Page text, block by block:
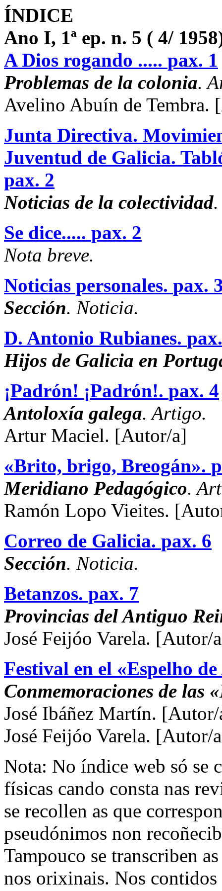
ÍNDICE
Ano I, 1ª ep. n. 5 ( 4/
A Dios rogando ..... pax. 1
Problemas de la colonia.
Avelino Abuín de Tembra.
Junta Directiva.
Juventud de Galicia.
pax. 2
Noticias de la colectividad
Se dice..... pax. 2
Nota breve.
Noticias personales. pax.
Sección. Noticia.
D. Antonio Rubianes.
Hijos de Galicia en
¡Padrón! ¡Padrón!. pax. 4
Antoloxía galega. Artigo.
Artur Maciel. [Autor/a]
«Brito, brigo, Breogán».
Meridiano Pedagógico.
Ramón Lopo Vieites.
Correo de Galicia. pax. 6
Sección. Noticia.
Betanzos. pax. 7
Provincias del Antiguo
José Feijóo Varela. [Autor/
Festival en el «Espelho
Conmemoraciones de las
José Ibáñez Martín.
José Feijóo Varela. [Autor/
Nota: No índice web só se
físicas cando consta nas
se recollen as que
pseudónimos non
Tampouco se transcriben
nos orixinais. Nos